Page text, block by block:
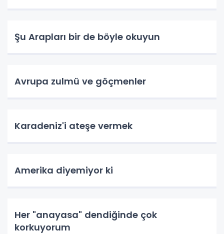
Şu Arapları bir de böyle okuyun
Avrupa zulmü ve göçmenler
Karadeniz'i ateşe vermek
Amerika diyemiyor ki
Her "anayasa" dendiğinde çok
korkuyorum